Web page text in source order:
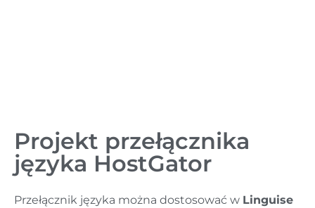
Projekt przełącznika
języka HostGator
Przełącznik języka można dostosować w Linguise